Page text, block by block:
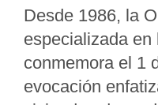
Desde 1986, la
especializada
conmemora el 1
evocación